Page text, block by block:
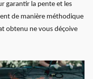
garantir la pente et les
de manière méthodique
obtenu ne vous déçoive